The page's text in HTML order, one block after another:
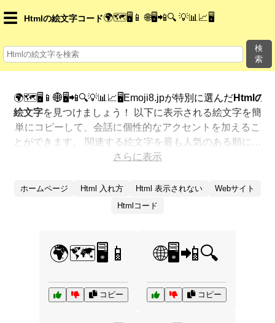
☰ Htmlの絵文字コード 🌍🗺️🖥️📱 🌐🖥️📲🔍 💡📊📈🖥️
検
索
🌍🗺️🖥️📱🌐🖥️📲🔍💡📊📈🖥️Emoji8.jpが特別に選んだHtmlの
絵文字を見つけましょう！ 以下に表示される絵文字を簡
単にコピーして、会話に個性的なアクセントを加えるこ
とができます。 関連する絵文字を最も人気のある順に表
示しました。さらに多くのオプションが欲しいですか？
表現する方法を見つけましょう。
さらに表示
ホームページ Html 入れ方 Html 表示されない
Webサイト
Htmlコード
🌍🗺️🖥️📱
コピー
🌐🖥️📲🔍
コピー